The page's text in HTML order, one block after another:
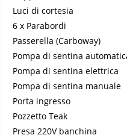
Luci di cortesia
6 x Parabordi
Passerella (Carboway)
Pompa di sentina
Pompa di sentina elettrica
Pompa di sentina manuale
Porta ingresso
Pozzetto Teak
Presa 220V banchina